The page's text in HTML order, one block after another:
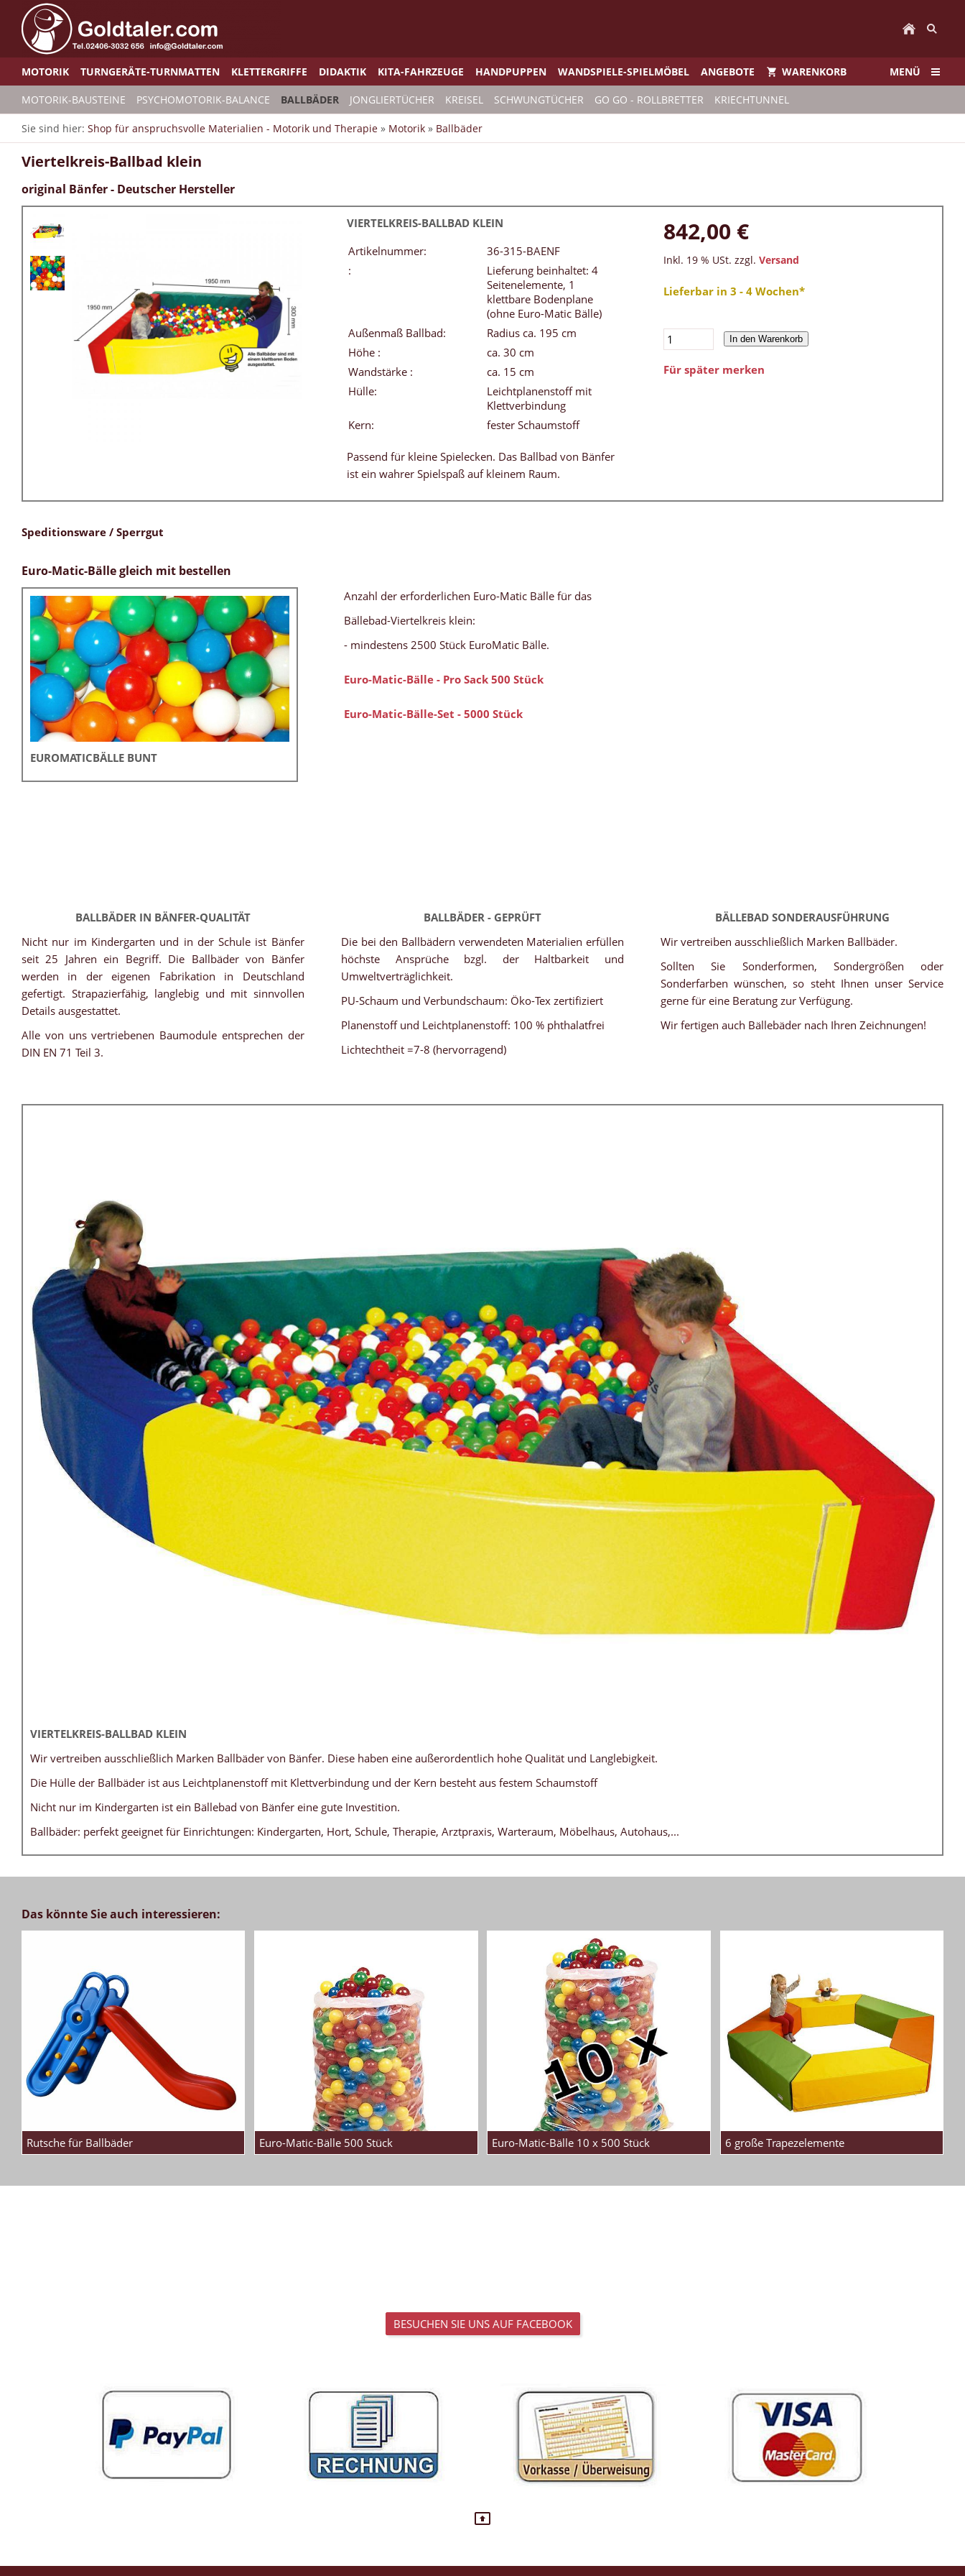
MOTORIK TURNGERÄTE-TURNMATTEN KLETTERGRIFFE DIDAKTIK KITA-FAHRZEUGE HANDPUPPEN WANDSPIELE-SPIELMÖBEL ANGEBOTE WARENKORB MENÜ
MOTORIK-BAUSTEINE PSYCHOMOTORIK-BALANCE BALLBÄDER JONGLIERTÜCHER KREISEL SCHWUNGTÜCHER GO GO - ROLLBRETTER KRIECHTUNNEL
Sie sind hier: Shop für anspruchsvolle Materialien - Motorik und Therapie » Motorik » Ballbäder
Viertelkreis-Ballbad klein
original Bänfer - Deutscher Hersteller
VIERTELKREIS-BALLBAD KLEIN
Artikelnummer:
36-315-BAENF
:
Lieferung beinhaltet: 4
Seitenelemente, 1
klettbare Bodenplane
(ohne Euro-Matic Bälle)
Außenmaß Ballbad:
Radius ca. 195 cm
Höhe :
ca. 30 cm
Wandstärke :
ca. 15 cm
Hülle:
Leichtplanenstoff mit
Klettverbindung
Kern:
fester Schaumstoff
Passend für kleine Spielecken. Das Ballbad von Bänfer
ist ein wahrer Spielspaß auf kleinem Raum.
842,00 €
Inkl. 19 % USt. zzgl. Versand
Lieferbar in 3 - 4 Wochen*
In den Warenkorb
Für später merken
Speditionsware / Sperrgut
Euro-Matic-Bälle gleich mit bestellen
EUROMATICBÄLLE BUNT
Anzahl der erforderlichen Euro-Matic Bälle für das
Bällebad-Viertelkreis klein:
- mindestens 2500 Stück EuroMatic Bälle.
Euro-Matic-Bälle - Pro Sack 500 Stück
Euro-Matic-Bälle-Set - 5000 Stück
BALLBÄDER IN BÄNFER-QUALITÄT
Nicht nur im Kindergarten und in der Schule ist Bänfer
seit 25 Jahren ein Begriff. Die Ballbäder von Bänfer
werden in der eigenen Fabrikation in Deutschland
gefertigt. Strapazierfähig, langlebig und mit sinnvollen
Details ausgestattet.
Alle von uns vertriebenen Baumodule entsprechen der
DIN EN 71 Teil 3.
BALLBÄDER - GEPRÜFT
Die bei den Ballbädern verwendeten Materialien erfüllen
höchste Ansprüche bzgl. der Haltbarkeit und
Umweltverträglichkeit.
PU-Schaum und Verbundschaum: Öko-Tex zertifiziert
Planenstoff und Leichtplanenstoff: 100 % phthalatfrei
Lichtechtheit =7-8 (hervorragend)
BÄLLEBAD SONDERAUSFÜHRUNG
Wir vertreiben ausschließlich Marken Ballbäder.
Sollten Sie Sonderformen, Sondergrößen oder
Sonderfarben wünschen, so steht Ihnen unser Service
gerne für eine Beratung zur Verfügung.
Wir fertigen auch Bällebäder nach Ihren Zeichnungen!
VIERTELKREIS-BALLBAD KLEIN
Wir vertreiben ausschließlich Marken Ballbäder von Bänfer. Diese haben eine außerordentlich hohe Qualität und Langlebigkeit.
Die Hülle der Ballbäder ist aus Leichtplanenstoff mit Klettverbindung und der Kern besteht aus festem Schaumstoff
Nicht nur im Kindergarten ist ein Bällebad von Bänfer eine gute Investition.
Ballbäder: perfekt geeignet für Einrichtungen: Kindergarten, Hort, Schule, Therapie, Arztpraxis, Warteraum, Möbelhaus, Autohaus,...
Das könnte Sie auch interessieren:
Rutsche für Ballbäder Euro-Matic-Bälle 500 Stück Euro-Matic-Bälle 10 x 500 Stück 6 große Trapezelemente
BESUCHEN SIE UNS AUF FACEBOOK